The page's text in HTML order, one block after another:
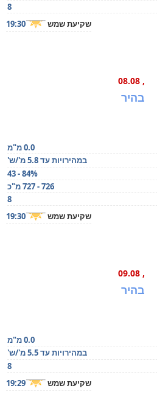
8
שקיעת שמש 19:30
, 08.08
בהיר
0.0 מ"מ
במהירויות עד 5.8 מ'/ש'
43 - 84%
726 - 727 מ"כ
8
שקיעת שמש 19:30
, 09.08
בהיר
0.0 מ"מ
במהירויות עד 5.5 מ'/ש'
8
שקיעת שמש 19:29